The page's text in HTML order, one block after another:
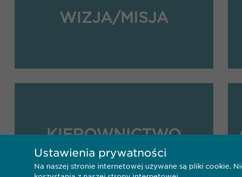
WIZJA/MISJA
KIEROWNICTWO
Ustawienia prywatności
Na naszej stronie internetowej używane są pliki cookie.